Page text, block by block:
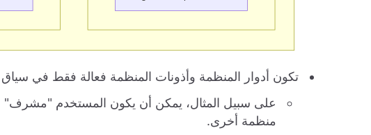
تكون أدوار المنظمة وأذونات المنظمة فعالة فقط في
على سبيل المثال، يمكن أن يكون المستخدم
منظمة أخرى.